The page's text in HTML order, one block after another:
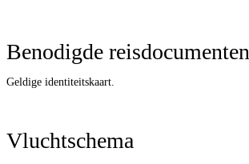
Benodigde reisdocumenten
Geldige identiteitskaart.
Vluchtschema